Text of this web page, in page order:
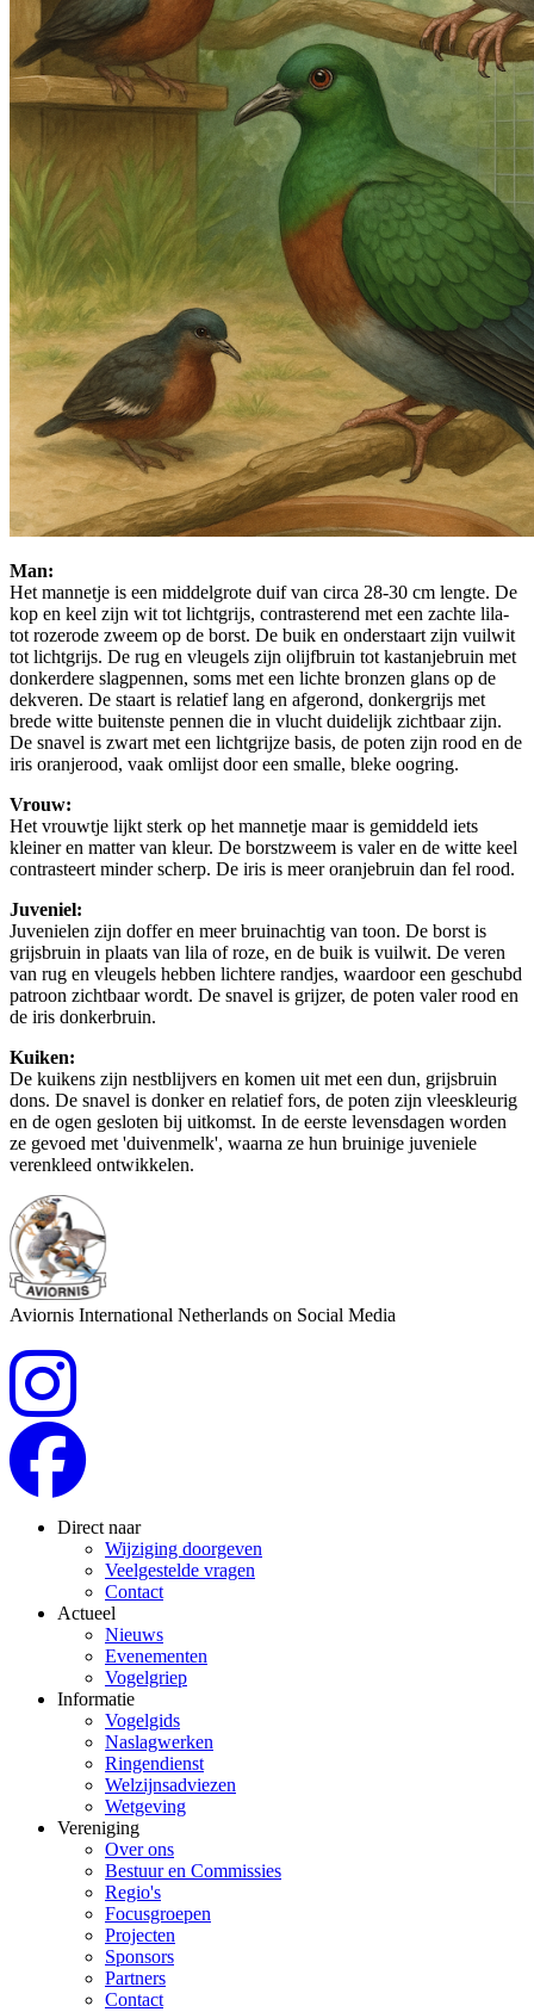
Man:
Het mannetje is een middelgrote duif van circa 28-30 cm lengte. De
kop en keel zijn wit tot lichtgrijs, contrasterend met een zachte lila-
tot rozerode zweem op de borst. De buik en onderstaart zijn vuilwit
tot lichtgrijs. De rug en vleugels zijn olijfbruin tot kastanjebruin met
donkerdere slagpennen, soms met een lichte bronzen glans op de
dekveren. De staart is relatief lang en afgerond, donkergrijs met
brede witte buitenste pennen die in vlucht duidelijk zichtbaar zijn.
De snavel is zwart met een lichtgrijze basis, de poten zijn rood en de
iris oranjerood, vaak omlijst door een smalle, bleke oogring.
Vrouw:
Het vrouwtje lijkt sterk op het mannetje maar is gemiddeld iets
kleiner en matter van kleur. De borstzweem is valer en de witte keel
contrasteert minder scherp. De iris is meer oranjebruin dan fel rood.
Juveniel:
Juvenielen zijn doffer en meer bruinachtig van toon. De borst is
grijsbruin in plaats van lila of roze, en de buik is vuilwit. De veren
van rug en vleugels hebben lichtere randjes, waardoor een geschubd
patroon zichtbaar wordt. De snavel is grijzer, de poten valer rood en
de iris donkerbruin.
Kuiken:
De kuikens zijn nestblijvers en komen uit met een dun, grijsbruin
dons. De snavel is donker en relatief fors, de poten zijn vleeskleurig
en de ogen gesloten bij uitkomst. In de eerste levensdagen worden
ze gevoed met 'duivenmelk', waarna ze hun bruinige juveniele
verenkleed ontwikkelen.
Aviornis International Netherlands on Social Media
Direct naar
Wijziging doorgeven
Veelgestelde vragen
Contact
Actueel
Nieuws
Evenementen
Vogelgriep
Informatie
Vogelgids
Naslagwerken
Ringendienst
Welzijnsadviezen
Wetgeving
Vereniging
Over ons
Bestuur en Commissies
Regio's
Focusgroepen
Projecten
Sponsors
Partners
Contact